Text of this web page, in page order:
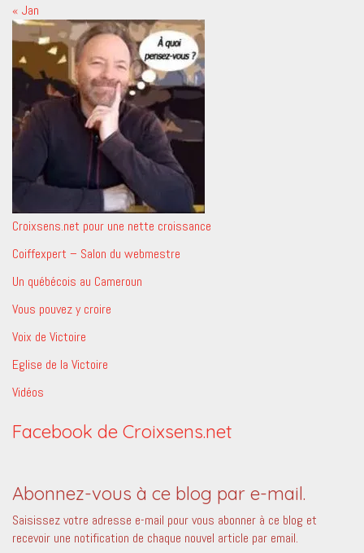
« Jan
Croixsens.net pour une nette croissance
Coiffexpert – Salon du webmestre
Un québécois au Cameroun
Vous pouvez y croire
Voix de Victoire
Eglise de la Victoire
Vidéos
Facebook de Croixsens.net
Abonnez-vous à ce blog par e-mail.
Saisissez votre adresse e-mail pour vous abonner à ce blog et
recevoir une notification de chaque nouvel article par email.